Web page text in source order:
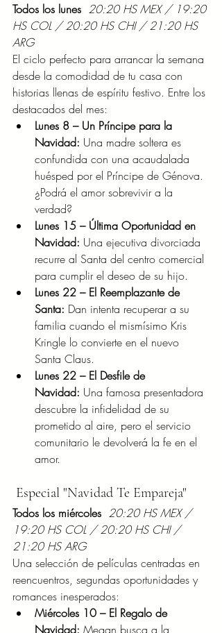
Todos los lunes 20:20 HS MEX / 19:20
HS COL / 20:20 HS CHI / 21:20 HS
ARG
El ciclo perfecto para arrancar la semana
desde la comodidad de tu casa con
historias llenas de espíritu festivo. Entre los
destacados del mes:
Lunes 8 – Un Príncipe para la
Navidad: Una madre soltera es
confundida con una acaudalada
huésped por el Príncipe de Génova.
¿Podrá el amor sobrevivir a la
verdad?
Lunes 15 – Última Oportunidad en
Navidad: Una ejecutiva divorciada
recurre al Santa del centro comercial
para cumplir el deseo de su hijo.
Lunes 22 – El Reemplazante de
Santa: Dan intenta recuperar a su
familia cuando el mismísimo Kris
Kringle lo convierte en el nuevo
Santa Claus.
Lunes 22 – El Desfile de
Navidad: Una famosa presentadora
descubre la infidelidad de su
prometido al aire, pero el servicio
comunitario le devolverá la fe en el
amor.
Especial "Navidad Te Empareja"
Todos los miércoles 20:20 HS MEX /
19:20 HS COL / 20:20 HS CHI /
21:20 HS ARG
Una selección de películas centradas en
reencuentros, segundas oportunidades y
romances inesperados:
Miércoles 10 – El Regalo de
Navidad: Megan busca a la